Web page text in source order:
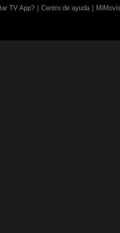
TV App? Centro de ayuda